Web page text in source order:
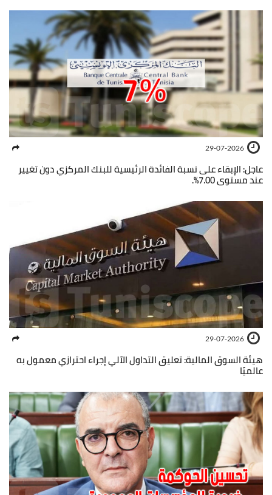
29-07-2026
عاجل: الإبقاء على نسبة الفائدة الرئيسية للبنك المركزي دون تغيير
عند مستوى 7.00%.
29-07-2026
هيئة السوق المالية: تعليق التداول الآلي إجراء احترازي معمول به
عالميًا